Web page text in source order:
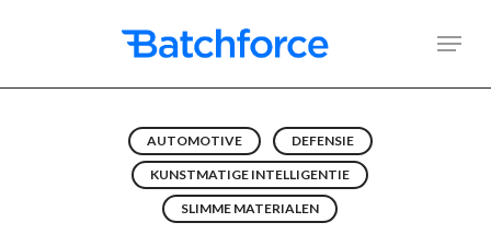
main
Menu
AUTOMOTIVE DEFENSIE
KUNSTMATIGE INTELLIGENTIE
SLIMME MATERIALEN